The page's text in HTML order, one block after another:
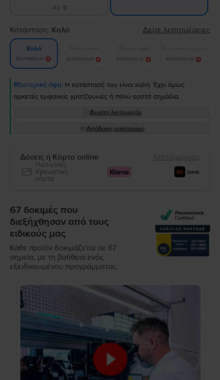
-40 €
Κατάσταση: Καλό Δείτε λεπτομέρειες
Καλό
Ειδοποίησε με! Ειδοποίησε με! Ειδοποίησε με! Ειδοποίησε με!
Εξωτερική όψη: Η κατάστασή του είναι καλή. Έχει όμως
αρκετές εμφανείς γρατζουνιές ή πολύ ορατά σημάδια.
Άριστη λειτουργία
Απόδοση μπαταρίας
Δόσεις ή Κάρτα online λεπτομέρειες
Πιστωτική/
Χρεωστική
κάρτα
67 δοκιμές που
διεξήχθησαν από τους
ειδικούς μας
Κάθε προϊόν δοκιμάζεται σε 67
σημεία, με τη βοήθεια ενός
εξειδικευμένου προγράμματος.